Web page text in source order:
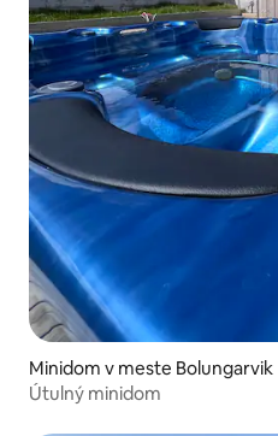
Minidom v meste Bolungarvik
Útulný minidom